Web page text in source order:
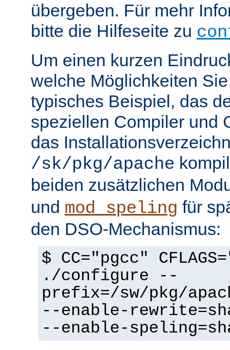
übergeben. Für mehr
bitte die Hilfeseite zu
Um einen kurzen
welche Möglichkeiten
typisches Beispiel, das
speziellen Compiler und
das
/sk/pkg/apache
beiden zusätzlichen
und mod_speling für
den DSO-Mechanismus:
$ CC="pgcc"
./configure --
prefix=/sw/pkg/
--enable-
--enable-